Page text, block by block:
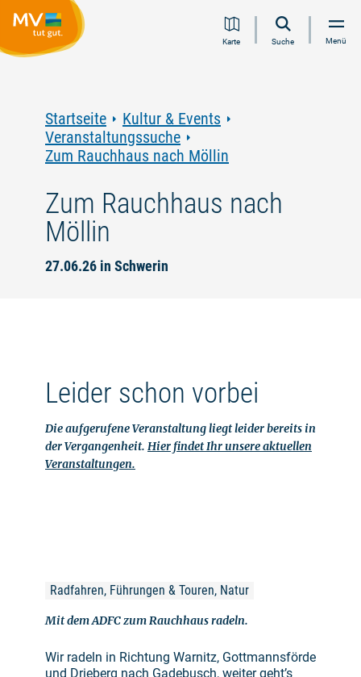
Inhalt
Navigation
Volltextsuche
FooterKarte Suche Menü
Startseite
Kultur & Events
Veranstaltungssuche
Zum Rauchhaus nach Möllin
Zum Rauchhaus nach
Möllin
27.06.26 in Schwerin
Leider schon vorbei
Die aufgerufene Veranstaltung liegt leider bereits in
der Vergangenheit. Hier findet Ihr unsere aktuellen
Veranstaltungen.
Radfahren, Führungen & Touren, Natur
Mit dem ADFC zum Rauchhaus radeln.
Wir radeln in Richtung Warnitz, Gottmannsförde
und Drieberg nach Gadebusch, weiter geht’s